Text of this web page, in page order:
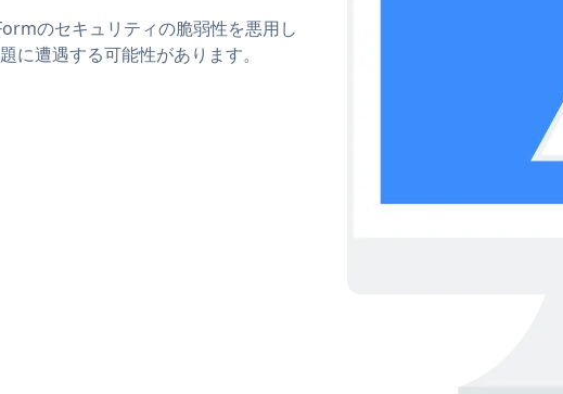
のセキュリティの脆弱性を悪用し
に遭遇する可能性があります。